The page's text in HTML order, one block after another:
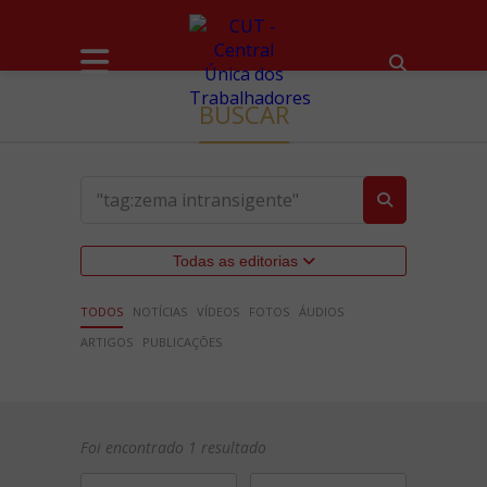
BUSCAR
Todas as editorias
TODOS NOTÍCIAS VÍDEOS FOTOS ÁUDIOS
ARTIGOS
PUBLICAÇÕES
Foi encontrado 1 resultado